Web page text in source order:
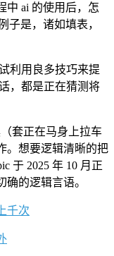
ai 的使用后，怎
子是，诸如填表，
利用良多技巧来提
，都是正在猜测将
套正在马身上拉车
。想要逻辑清晰的把
于 2025 年 10 月正
的逻辑言语。
千次